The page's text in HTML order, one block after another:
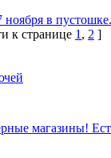
ноября в
к странице 1 , 2 ]
магазины!